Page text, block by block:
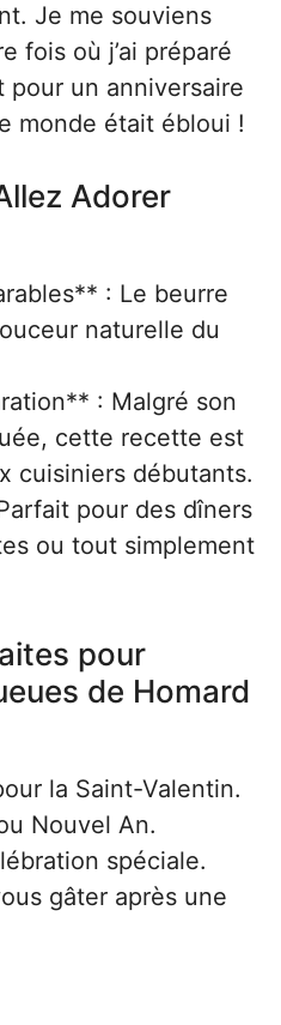
Je me souviens
fois où j’ai préparé
pour un anniversaire
monde était ébloui !
Adorer
: Le beurre
naturelle du
: Malgré son
cette recette est
cuisiniers débutants.
pour des dîners
ou tout simplement
pour
de Homard
la Saint-Valentin.
Nouvel An.
spéciale.
gâter après une